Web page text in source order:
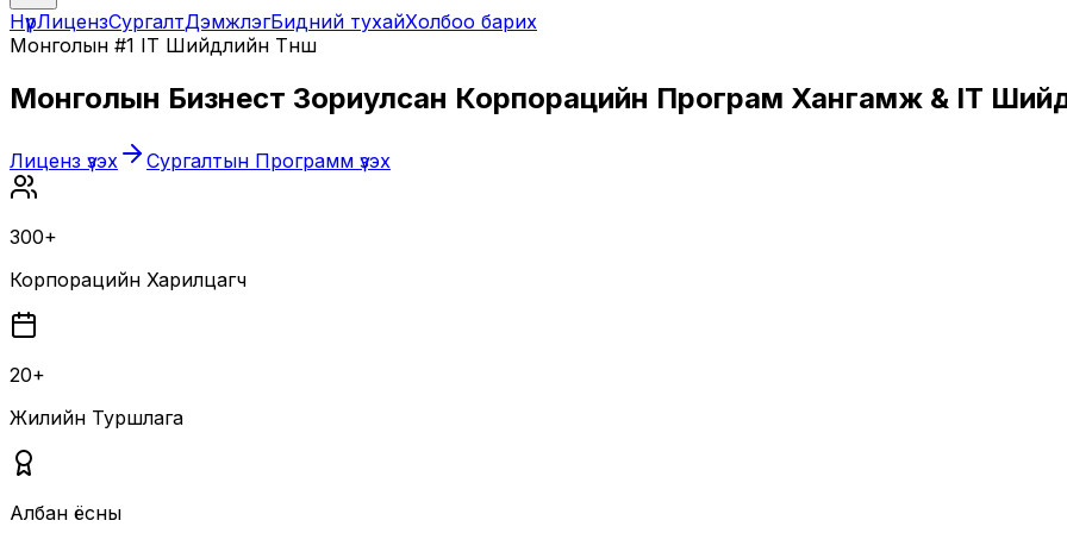
НүүрЛицензСургалтДэмжлэгБидний тухайХолбоо барих
Монголын #1 IT Шийдлийн Түнш
Монголын Бизнест Зориулсан Корпорацийн Програм Хангамж & IT
Лиценз үзэх Сургалтын Программ үзэх
300+
Корпорацийн Харилцагч
20+
Жилийн Туршлага
Албан ёсны